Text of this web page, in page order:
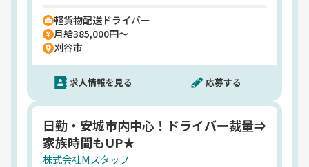
☆《安定収入を手に》報酬38万円以上をGETでき
ます。稼ぎたい方には大きめの荷物もお任せ♪《長
期的なキャリアを実現》ライフステージに合わせて
働き方を調整できます！だから20年以上働いている
方も♪大手との取引を続けているので、信頼感はバ
軽貨物配送ドライバー
月給385,000円～
刈谷市
求人情報を見る 応募する
日勤・安城市内中心！ドライバー裁量⇒
家族時間もUP★
株式会社Mスタッフ